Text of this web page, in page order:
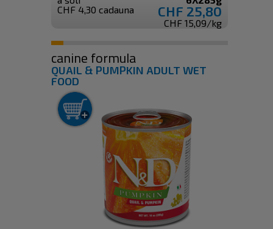
CHF 4,30 cadauna
CHF 25,80
CHF 15,09/kg
canine formula
QUAIL & PUMPKIN ADULT WET
FOOD